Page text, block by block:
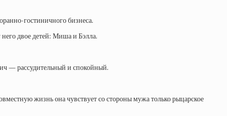
гостиничного бизнеса.
двое детей: Миша и Бэлла.
— рассудительный и спокойный.
жизнь она чувствует со стороны мужа только рыцарское